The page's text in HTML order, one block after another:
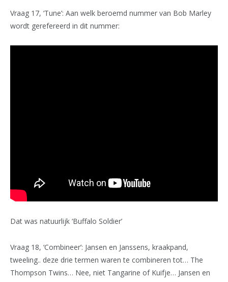
Vraag 17, ‘Tune’: Aan welk beroemd nummer van Bob Marley
wordt gerefereerd in dit nummer:
Dat was natuurlijk ‘Buffalo Soldier’
Vraag 18, ‘Combineer’: Jansen en Janssens, kraakpand,
tweeling.. deze drie termen waren te combineren tot… The
Thompson Twins… Nee, niet Tangarine of Kuifje… Jansen en